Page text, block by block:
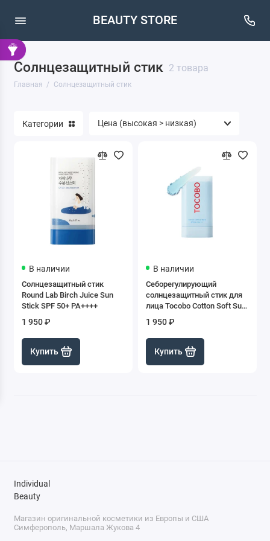
BEAUTY STORE
Солнцезащитный стик 2 товара
Главная Солнцезащитный стик
Категории
В наличии
Солнцезащитный стик
Round Lab Birch Juice Sun
Stick SPF 50+ PA++++
1 950 ₽
Купить
В наличии
Себорегулирующий
солнцезащитный стик для
лица Tocobo Cotton Soft Sun
1 950 ₽
Купить
Individual
Beauty
Магазин оригинальной косметики из Европы и США
Симферополь, Маршала Жукова 4